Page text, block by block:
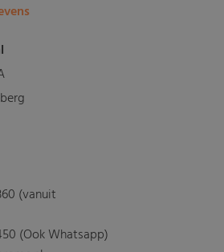
(vanuit
(Ook Whatsapp)